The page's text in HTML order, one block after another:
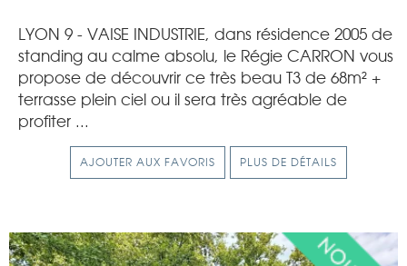
LYON 9 - VAISE INDUSTRIE, dans résidence 2005 de
standing au calme absolu, le Régie CARRON vous
propose de découvrir ce très beau T3 de 68m² +
terrasse plein ciel ou il sera très agréable de
profiter ...
AJOUTER AUX FAVORIS PLUS DE DÉTAILS